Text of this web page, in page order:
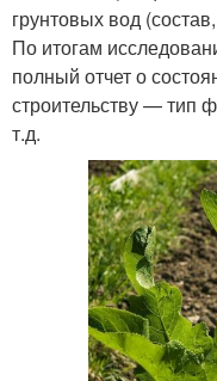
грунтовых вод
По итогам
полный отчет о
строительству — тип
т.д.